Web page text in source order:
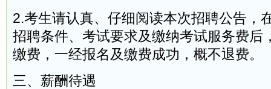
2.考生请认真、仔细阅读本次招聘公告，
招聘条件、考试要求及缴纳考试服务费后
缴费，一经报名及缴费成功，概不退费。
三、薪酬待遇